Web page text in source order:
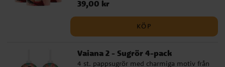
Pris:39,00 kr
39,00 kr
KÖP
Vaiana 2 - Sugrör 4-pack
4 st. pappsugrör med charmiga motiv från